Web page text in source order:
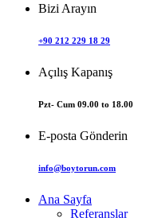
Bizi Arayın
+90 212 229 18 29
Açılış Kapanış
Pzt- Cum 09.00 to 18.00
E-posta Gönderin
info@boytorun.com
Ana Sayfa
Referanslar